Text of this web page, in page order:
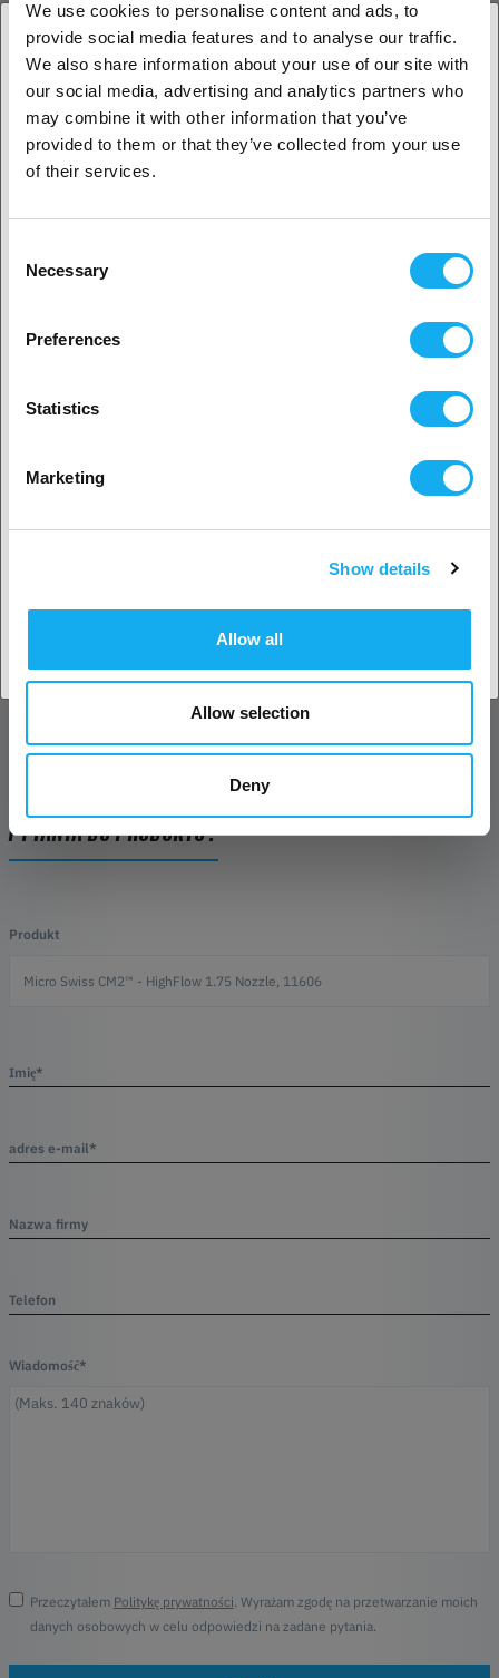
We use cookies to personalise content and ads, to
provide social media features and to analyse our traffic.
We also share information about your use of our site with
our social media, advertising and analytics partners who
may combine it with other information that you’ve
provided to them or that they’ve collected from your use
of their services.
Selection
Necessary
Preferences
Statistics
Marketing
Show details
Allow all
Allow selection
Deny
Płytka z hartowanej stali szybkotnącej M2
Pokryte bezprądową powłoką niklową
Pokryta nieprzywierającą powłoką nano WS2.
Współczynnik tarcia: 0.035
Twardość po obróbce cieplnej: 68 HRC
Dostępny rozmiar otworu:.4mm, .6mm, .8mm, 1.0mm
Anycubic Kobra
Artillery Genius Pro
Żarnik Volcano HotEnd 1,75 mm
FLSUN V400
FOKOOS Odin-5 F3
PYTANIA DO PRODUKTU?
Produkt
Imię*
adres e-mail*
Nazwa firmy
Telefon
Wiadomość*
Przeczytałem Politykę prywatności . Wyrażam zgodę na przetwarzanie moich
danych osobowych w celu odpowiedzi na zadane pytania.
1. Jesteś klientem biznesowym, czy klientem
indywidualnym?